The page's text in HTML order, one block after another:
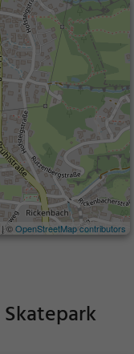
| ©OpenStreetMap contributors
Skatepark